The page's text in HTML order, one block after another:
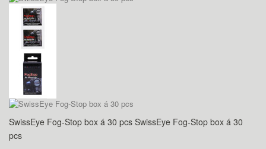
SwissEye Fog-Stop box á 30 pcs SwissEye Fog-Stop box á 30
pcs